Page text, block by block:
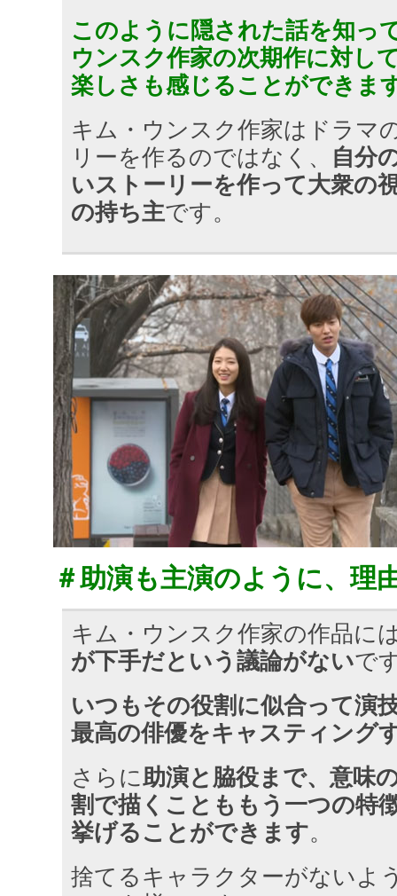
このように隠された話を知っ
ウンスク作家の次期作に対し
楽しさも感じることができま
キム・ウンスク作家はドラマ
リーを作るのではなく、 自分
いストーリーを作って大衆の
の持ち主です。
＃助演も主演のように、理
キム・ウンスク作家の作品に
が下手だという議論がないで
いつもその役割に似合って演
最高の俳優をキャスティング
さらに助演と脇役まで、意味
割で描くことももう一つの特
挙げることができます。
捨てるキャラクターがないよ